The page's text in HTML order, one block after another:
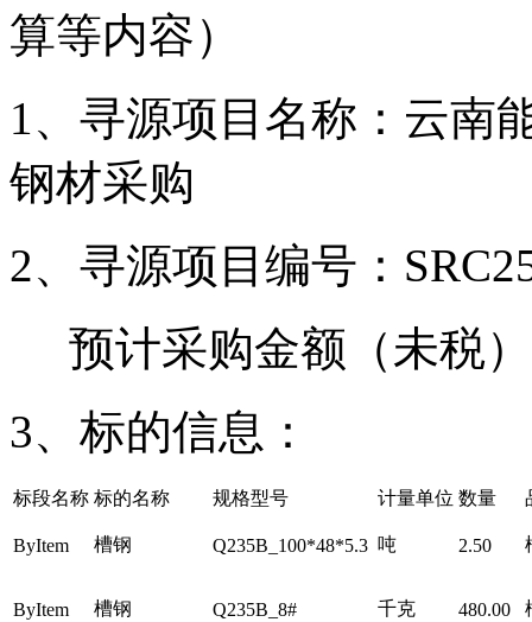
算等内容）
1、寻源项目名称：云南
钢材采购
2、寻源项目编号：
预计采购金额（未税
3、标的信息：
标段名称 标的名称 规格型号 计量单位 数量
ByItem 槽钢 Q235B_100*48*5.3 吨 2.50
ByItem 槽钢 Q235B_8# 千克 480.00